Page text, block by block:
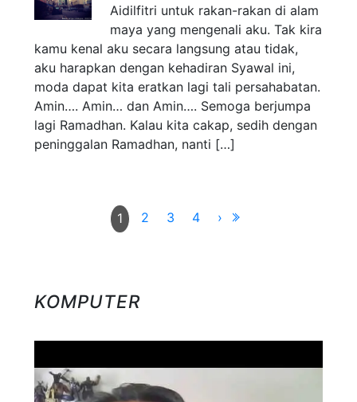
Aidilfitri untuk rakan-rakan di alam
maya yang mengenali aku. Tak kira
kamu kenal aku secara langsung atau tidak,
aku harapkan dengan kehadiran Syawal ini,
moda dapat kita eratkan lagi tali persahabatan.
Amin…. Amin… dan Amin…. Semoga berjumpa
lagi Ramadhan. Kalau kita cakap, sedih dengan
peninggalan Ramadhan, nanti […]
1 2 3 4 ›
KOMPUTER